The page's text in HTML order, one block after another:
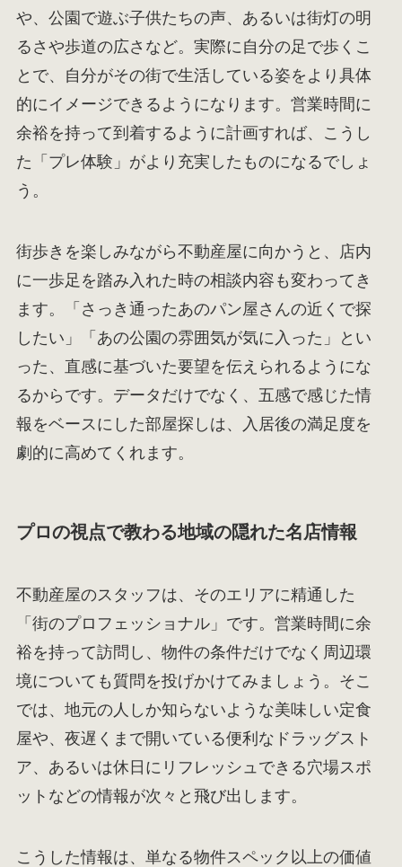
や、公園で遊ぶ子供たちの声、あるいは街灯の明
るさや歩道の広さなど。実際に自分の足で歩くこ
とで、自分がその街で生活している姿をより具体
的にイメージできるようになります。営業時間に
余裕を持って到着するように計画すれば、こうし
た「プレ体験」がより充実したものになるでしょ
う。
街歩きを楽しみながら不動産屋に向かうと、店内
に一歩足を踏み入れた時の相談内容も変わってき
ます。「さっき通ったあのパン屋さんの近くで探
したい」「あの公園の雰囲気が気に入った」とい
った、直感に基づいた要望を伝えられるようにな
るからです。データだけでなく、五感で感じた情
報をベースにした部屋探しは、入居後の満足度を
劇的に高めてくれます。
プロの視点で教わる地域の隠れた名店情報
不動産屋のスタッフは、そのエリアに精通した
「街のプロフェッショナル」です。営業時間に余
裕を持って訪問し、物件の条件だけでなく周辺環
境についても質問を投げかけてみましょう。そこ
では、地元の人しか知らないような美味しい定食
屋や、夜遅くまで開いている便利なドラッグスト
ア、あるいは休日にリフレッシュできる穴場スポ
ットなどの情報が次々と飛び出します。
こうした情報は、単なる物件スペック以上の価値